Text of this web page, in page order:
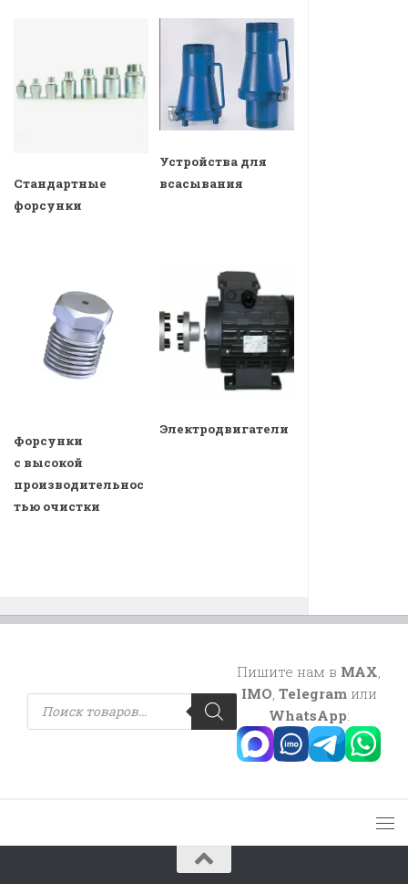
Стандартные
форсунки
Устройства для
всасывания
Форсунки
с высокой
производительнос
тью очистки
Электродвигатели
Поиск
товаров
Пишите нам в MAX
IMO Telegramили
WhatsApp: